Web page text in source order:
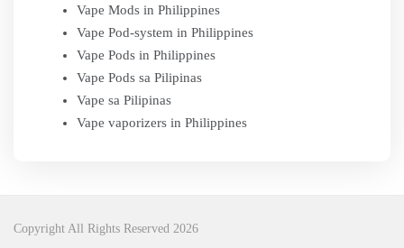
Vape Mods in Philippines
Vape Pod-system in Philippines
Vape Pods in Philippines
Vape Pods sa Pilipinas
Vape sa Pilipinas
Vape vaporizers in Philippines
Copyright All Rights Reserved 2026